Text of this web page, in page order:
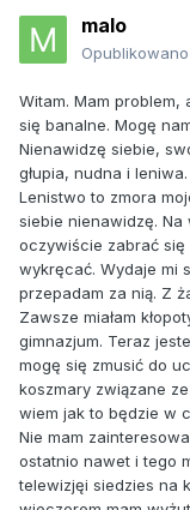
malo
Opublikowano
Witam. Mam
się banalne. Mogę
Nienawidzę siebie,
głupia, nudna i leniwa.
Lenistwo to zmora
siebie nienawidzę.
oczywiście zabrać się
wykręcać. Wydaje mi
przepadam za nią. Z
Zawsze miałam
gimnazjum. Teraz
mogę się zmusić do
koszmary związane
wiem jak to będzie w
Nie mam
ostatnio nawet i tego
telewizjęi siedzies na